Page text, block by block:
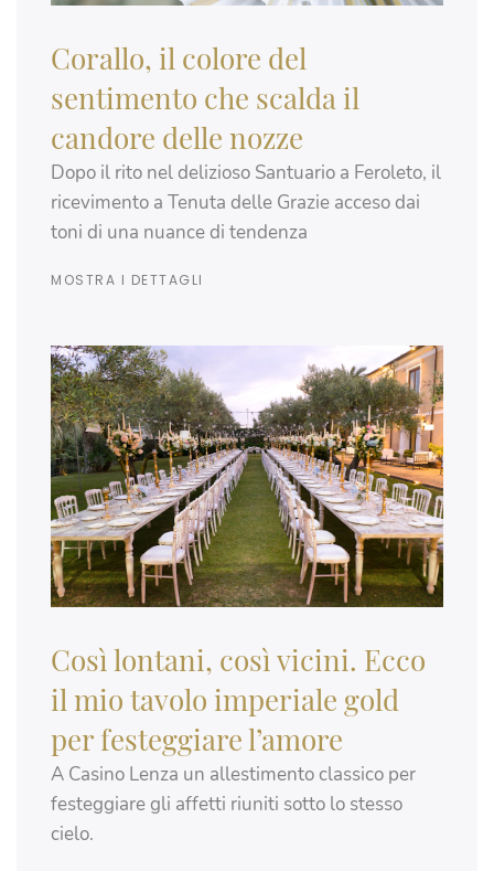
Corallo, il colore del
sentimento che scalda il
candore delle nozze
Dopo il rito nel delizioso Santuario a Feroleto, il
ricevimento a Tenuta delle Grazie acceso dai
toni di una nuance di tendenza
MOSTRA I DETTAGLI
Così lontani, così vicini. Ecco
il mio tavolo imperiale gold
per festeggiare l’amore
A Casino Lenza un allestimento classico per
festeggiare gli affetti riuniti sotto lo stesso
cielo.